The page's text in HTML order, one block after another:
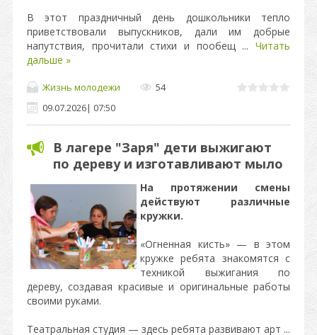
В этот праздничный день дошкольники тепло
приветствовали выпускников, дали им добрые
напутствия, прочитали стихи и пообещ ...Читать
дальше »
Жизнь молодежи
54
09.07.2026| 07:50
В лагере "Заря" дети выжигают
по дереву и изготавливают мыло
На протяжении смены
действуют различные
кружки.
«Огненная кисть» — в этом
кружке ребята знакомятся с
техникой выжигания по
дереву, создавая красивые и оригинальные работы
своими руками.
Театральная студия — здесь ребята развивают арт ...